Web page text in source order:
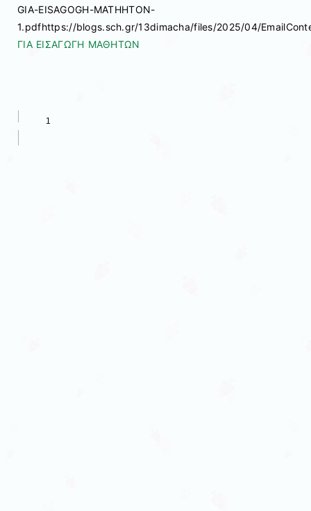
GIA-EISAGOGH-MATHHTON-
1.pdfhttps://blogs.sch.gr/13dimacha/files/2025/04/
ΓΙΑ ΕΙΣΑΓΩΓΗ ΜΑΘΗΤΩΝ